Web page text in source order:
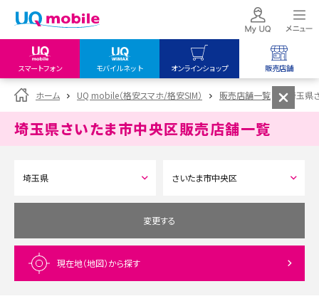
スマートフォン モバイルネット オンラインショップ 販売店舗
my UQ WiMAX
UQ WiMAX ご契約の方
My UQ mobile
データチャージサイト
UQ mobile
オンラインショップ
UQ WiMAX
UQ mobile
販売店舗
UQ WiMAX
ホーム UQ mobile（格安スマホ/格安SIM） 販売店舗一覧 埼玉
埼玉県さいたま市中央区販売店舗一覧
変更する
現在地（地図）から探す